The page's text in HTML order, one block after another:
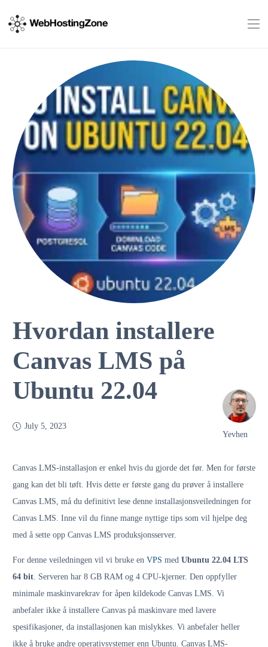
Hvordan installere
Canvas LMS på
Ubuntu 22.04
July 5, 2023
Yevhen
Canvas LMS-installasjon er enkel hvis du gjorde det før. Men for første
gang kan det bli tøft. Hvis dette er første gang du prøver å installere
Canvas LMS, må du definitivt lese denne installasjonsveiledningen for
Canvas LMS. Inne vil du finne mange nyttige tips som vil hjelpe deg
med å sette opp Canvas LMS produksjonsserver.
For denne veiledningen vil vi bruke en VPS med Ubuntu 22.04 LTS
64 bit. Serveren har 8 GB RAM og 4 CPU-kjerner. Den oppfyller
minimale maskinvarekrav for åpen kildekode Canvas LMS. Vi
anbefaler ikke å installere Canvas på maskinvare med lavere
spesifikasjoner, da installasjonen kan mislykkes. Vi anbefaler heller
ikke å bruke andre operativsystemer enn Ubuntu. Canvas LMS-